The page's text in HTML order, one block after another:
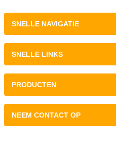
SNELLE NAVIGATIE
SNELLE LINKS
PRODUCTEN
NEEM CONTACT OP